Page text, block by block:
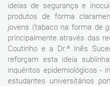
ideias de segurança e
produtos de forma
jovens (tabaco na forma de
principalmente através das
Coutinho e a Dr.ª Inês
reforçam esta ideia
inquéritos epidemiológicos -
estudantes universitários